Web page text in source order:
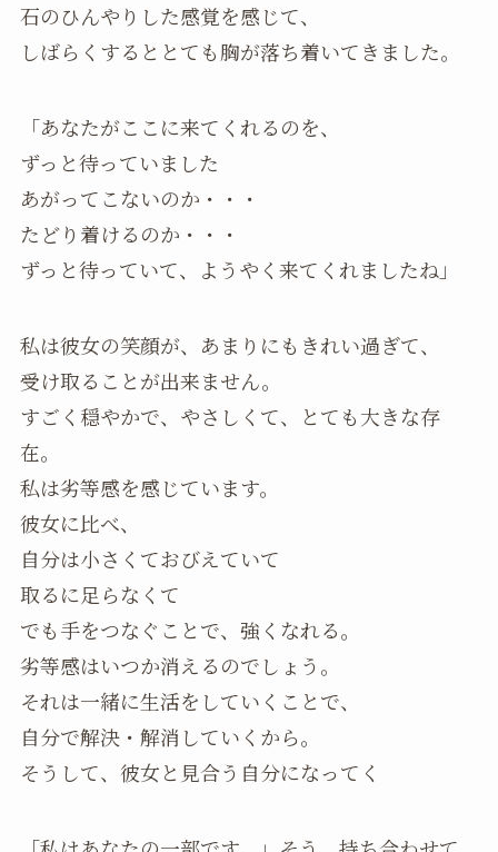
石のひんやりした感覚を感じて、
しばらくするととても胸が落ち着いてきました。
「あなたがここに来てくれるのを、
ずっと待っていました
あがってこないのか・・・
たどり着けるのか・・・
ずっと待っていて、ようやく来てくれましたね」
私は彼女の笑顔が、あまりにもきれい過ぎて、
受け取ることが出来ません。
すごく穏やかで、やさしくて、とても大きな存
在。
私は劣等感を感じています。
彼女に比べ、
自分は小さくておびえていて
取るに足らなくて
でも手をつなぐことで、強くなれる。
劣等感はいつか消えるのでしょう。
それは一緒に生活をしていくことで、
自分で解決・解消していくから。
そうして、彼女と見合う自分になってく